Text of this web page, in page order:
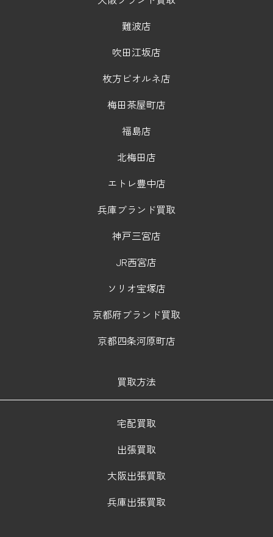
難波店
吹田江坂店
枚方ビオルネ店
梅田茶屋町店
福島店
北梅田店
エトレ豊中店
兵庫ブランド買取
神戸三宮店
JR西宮店
ソリオ宝塚店
京都府ブランド買取
京都四条河原町店
買取方法
宅配買取
出張買取
大阪出張買取
兵庫出張買取